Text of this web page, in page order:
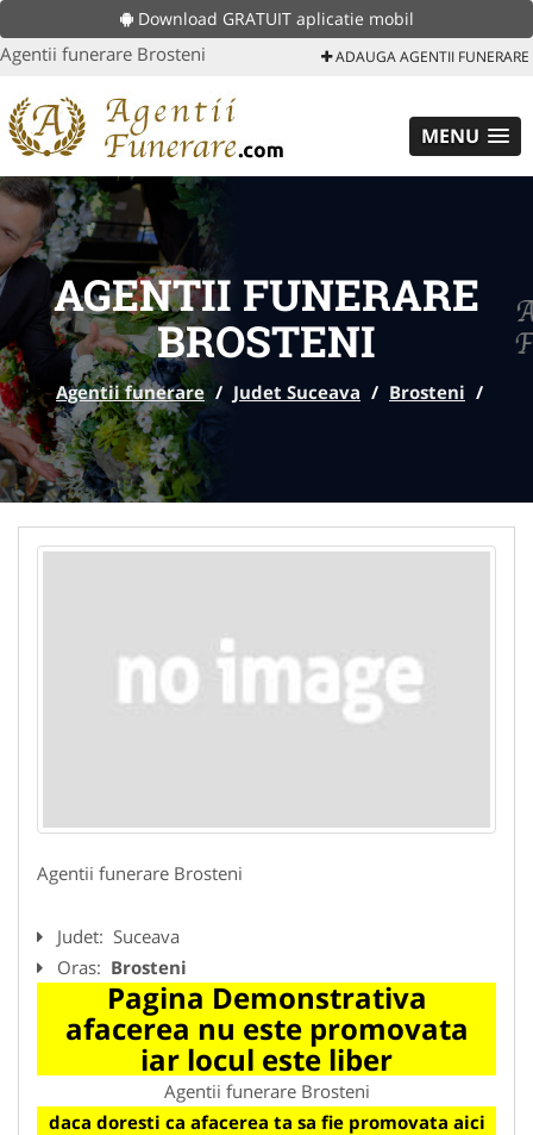
Download GRATUIT aplicatie mobil
Agentii funerare Brosteni ADAUGA AGENTII FUNERARE
MENU
AGENTII FUNERARE
BROSTENI
Agentii funerare / Judet Suceava / Brosteni /
Agentii funerare Brosteni
Judet: Suceava
Oras: Brosteni
Pagina Demonstrativa
afacerea nu este promovata
iar locul este liber
Agentii funerare Brosteni
daca doresti ca afacerea ta sa fie promovata aici